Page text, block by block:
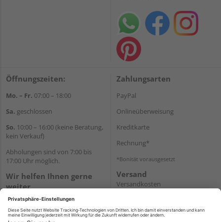
Öffnungszeiten:
Mo. – Fr. 07:00 – 18:00
Sa. geschlossen
So. 10:00 – 16:00 (keine Beratung,
kein Verkauf)
Abholungen sind von 7:00 bis
17:00 Uhr möglich.
Wir helfen Ihnen gerne
weiter
Tel.:+49 2462 99099
WhatsApp
Zahlungsarten
PayPal
Onlineüberweisung
Kreditkarte
Rechnung*
*Bonität vorausgesetzt
Versand
Versandkosten